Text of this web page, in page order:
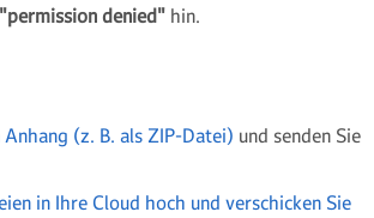
"permission denied" hin.
(z. B. als ZIP-Datei) und senden Sie
in Ihre Cloud hoch und verschicken Sie